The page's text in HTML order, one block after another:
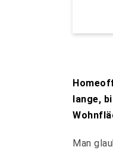
lange,
Man